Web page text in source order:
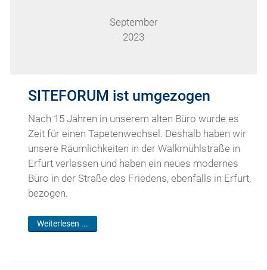
September
2023
SITEFORUM ist umgezogen
Nach 15 Jahren in unserem alten Büro wurde es
Zeit für einen Tapetenwechsel. Deshalb haben wir
unsere Räumlichkeiten in der Walkmühlstraße in
Erfurt verlassen und haben ein neues modernes
Büro in der Straße des Friedens, ebenfalls in Erfurt,
bezogen.
Weiterlesen ...